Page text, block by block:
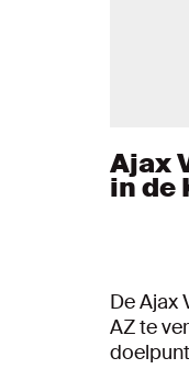
Ajax
in de
De Ajax
AZ te